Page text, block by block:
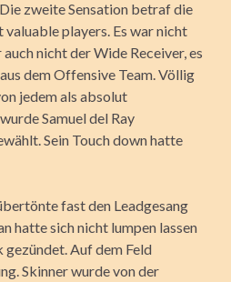
zweite Sensation betraf die
valuable players. Es war nicht
nicht der Wide Receiver, es
dem Offensive Team. Völlig
jedem als absolut
Samuel del Ray
Sein Touch down hatte
fast den Leadgesang
hatte sich nicht lumpen lassen
Auf dem Feld
Skinner wurde von der